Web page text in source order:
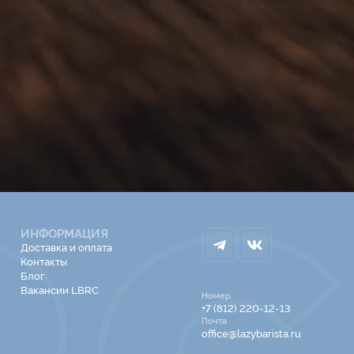
ИНФОРМАЦИЯ
Доставка и оплата
Контакты
Блог
Вакансии LBRC
Номер
+7 (812) 220-12-13
Почта
office@lazybarista.ru